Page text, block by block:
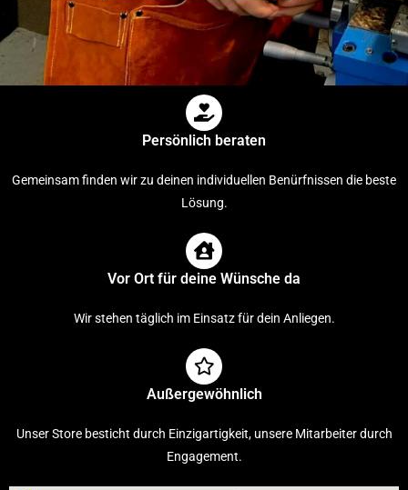
Persönlich beraten
Gemeinsam finden wir zu deinen individuellen Benürfnissen die beste
Lösung.
Vor Ort für deine Wünsche da
Wir stehen täglich im Einsatz für dein Anliegen.
Außergewöhnlich
Unser Store besticht durch Einzigartigkeit, unsere Mitarbeiter durch
Engagement.